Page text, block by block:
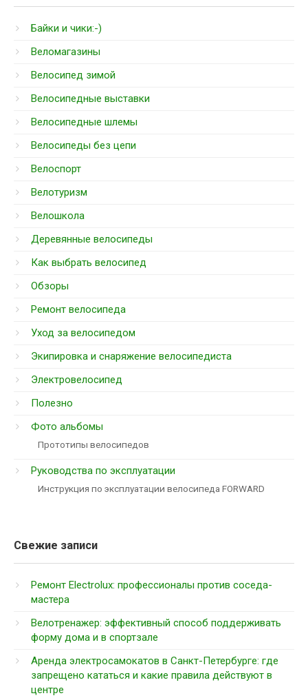
Байки и чики:-)
Веломагазины
Велосипед зимой
Велосипедные выставки
Велосипедные шлемы
Велосипеды без цепи
Велоспорт
Велотуризм
Велошкола
Деревянные велосипеды
Как выбрать велосипед
Обзоры
Ремонт велосипеда
Уход за велосипедом
Экипировка и снаряжение велосипедиста
Электровелосипед
Полезно
Фото альбомы
Прототипы велосипедов
Руководства по эксплуатации
Инструкция по эксплуатации велосипеда FORWARD
Свежие записи
Ремонт Electrolux: профессионалы против соседа-
мастера
Велотренажер: эффективный способ поддерживать
форму дома и в спортзале
Аренда электросамокатов в Санкт-Петербурге: где
запрещено кататься и какие правила действуют в
центре